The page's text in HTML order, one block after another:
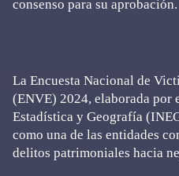
consenso para su aprobación.
La Encuesta Nacional de
(ENVE) 2024, elaborada por
Estadística y Geografía
como una de las entidades
delitos patrimoniales hacia